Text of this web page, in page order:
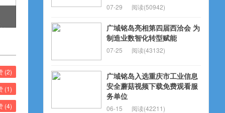
(2)
(1)
(4)
07-29 阅读(50942)
广域铭岛亮相第四届西洽会 为
制造业数智化转型赋能
07-25 阅读(43132)
广域铭岛入选重庆市工业信息
安全蘑菇视频下载免费观看服
务单位
06-15 阅读(42211)